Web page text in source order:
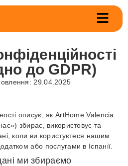
до GDPR)
29.04.2025
описує, як ArtHome Valencia
збирає, використовує та
коли ви користуєтеся нашим
або послугами в Іспанії.
ми збираємо